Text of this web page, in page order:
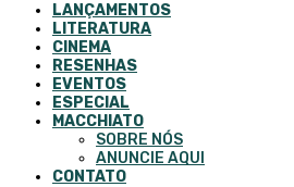
LANÇAMENTOS
LITERATURA
CINEMA
RESENHAS
EVENTOS
ESPECIAL
MACCHIATO
SOBRE NÓS
ANUNCIE AQUI
CONTATO